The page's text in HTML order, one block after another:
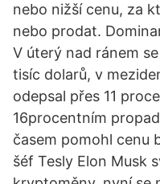
nebo nižší cenu, za
nebo prodat.
V úterý nad ránem
tisíc dolarů, v
odepsal přes 11
16procentním
časem pomohl cenu
šéf Tesly Elon Musk